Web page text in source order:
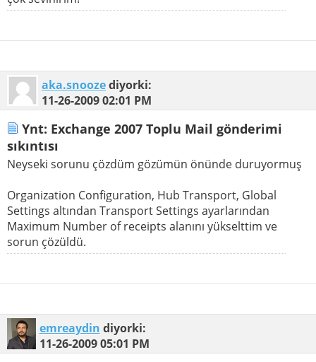
aka.snoozediyorki:
11-26-200902:01 PM
Ynt: Exchange 2007 Toplu Mail gönderimi
sıkıntısı
Neyseki sorunu çözdüm gözümün önünde duruyormuş
Organization Configuration, Hub Transport, Global
Settings altından Transport Settings ayarlarından
Maximum Number of receipts alanını yükselttim ve
sorun çözüldü.
emreaydin diyorki:
11-26-200905:01 PM